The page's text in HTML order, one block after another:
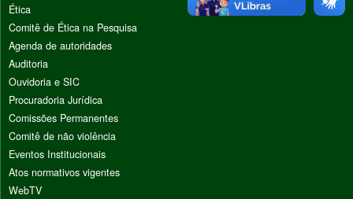
Ética
Comitê de Ética na Pesquisa
Agenda de autoridades
Auditoria
Ouvidoria e SIC
Procuradoria Jurídica
Comissões Permanentes
Comitê de não violência
Eventos Institucionais
Atos normativos vigentes
WebTV